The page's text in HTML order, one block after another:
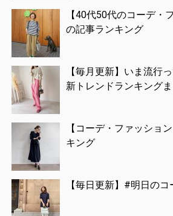
【40代50代のコーデ・
の記事ランキング
【毎月更新】いま流行
新トレンドランキング
【コーデ・ファッショ
キング
【毎日更新】#明日の